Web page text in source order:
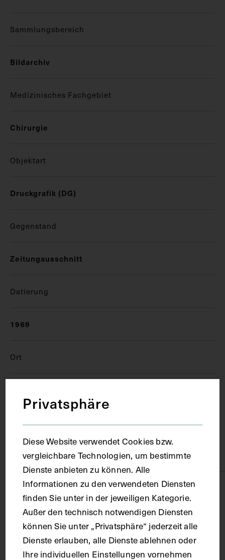
Sammlungsbereich
Bildarchiv
Medizinisches Fachgebiet
Chirurgie
Objektart
Druckgrafik (DG)
Gegenstand
Zeitungausschnitt
Datierung
1969
Ort
Material
Papier
Technik
Maße
Privatsphäre
Diese Website verwendet Cookies bzw.
vergleichbare Technologien, um bestimmte
Dienste anbieten zu können. Alle
Informationen zu den verwendeten Diensten
finden Sie unter in der jeweiligen Kategorie.
Außer den technisch notwendigen Diensten
können Sie unter „Privatsphäre“ jederzeit alle
Dienste erlauben, alle Dienste ablehnen oder
Ihre individuellen Einstellungen vornehmen